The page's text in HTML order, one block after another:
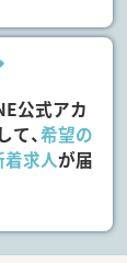
公式アカ
て、希望の
着求人が届